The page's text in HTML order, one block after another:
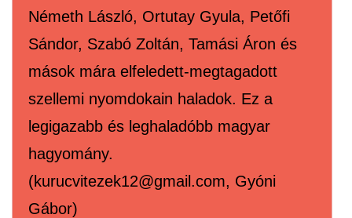
Németh László, Ortutay Gyula, Petőfi
Sándor, Szabó Zoltán, Tamási Áron és
mások mára elfeledett-megtagadott
szellemi nyomdokain haladok. Ez a
legigazabb és leghaladóbb magyar
hagyomány.
(kurucvitezek12@gmail.com, Gyóni
Gábor)